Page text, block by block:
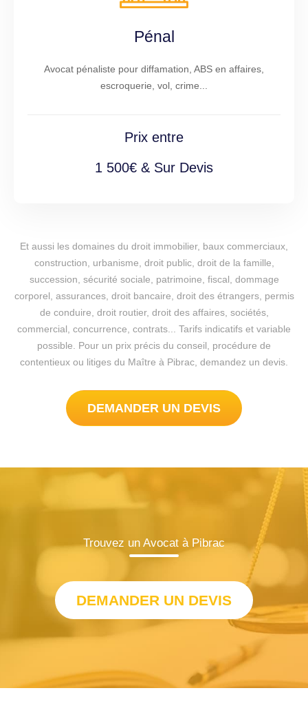
Pénal
Avocat pénaliste pour diffamation, ABS en affaires,
escroquerie, vol, crime...
Prix entre
1 500€ & Sur Devis
Et aussi les domaines du droit immobilier, baux commerciaux,
construction, urbanisme, droit public, droit de la famille,
succession, sécurité sociale, patrimoine, fiscal, dommage
corporel, assurances, droit bancaire, droit des étrangers, permis
de conduire, droit routier, droit des affaires, sociétés,
commercial, concurrence, contrats... Tarifs indicatifs et variable
possible. Pour un prix précis du conseil, procédure de
contentieux ou litiges du Maître à Pibrac, demandez un devis.
DEMANDER UN DEVIS
Trouvez un Avocat à Pibrac
DEMANDER UN DEVIS